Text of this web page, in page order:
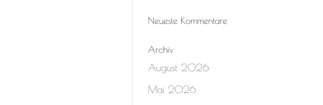
Neueste Kommentare
Archiv
August 2026
Mai 2026